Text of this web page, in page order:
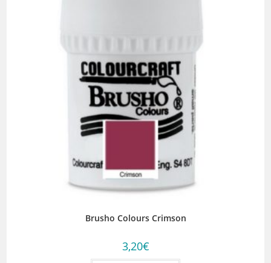
Brusho Colours Crimson
3,20€